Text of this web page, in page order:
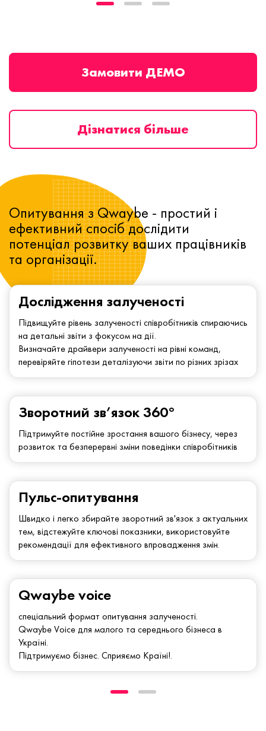
Замовити ДЕМО
Дізнатися більше
Дослідження залученості
Підвищуйте рівень залученості співробітників спираючись
на детальні звіти з фокусом на дії.
Визначайте драйвери залученості на рівні команд,
перевіряйте гіпотези деталізуючи звіти по різних зрізах
Зворотний зв’язок 360°
Підтримуйте постійне зростання вашого бізнесу, через
розвиток та безперервні зміни поведінки співробітників
Опитування з Qwaybe - простий і
ефективний спосіб дослідити
потенціал розвитку ваших працівників
та організації.
Qwaybe voice
спеціальний формат опитування залученості.
Qwaybe Voice для малого та середнього бізнеса в
Україні.
Підтримуємо бізнес. Сприяємо Країні!.
Пульс-опитування
Швидко і легко збирайте зворотний зв'язок з актуальних
тем, відстежуйте ключові показники, використовуйте
рекомендації для ефективного впровадження змін.